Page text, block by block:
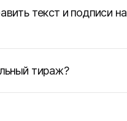
текст и подписи на
тираж?